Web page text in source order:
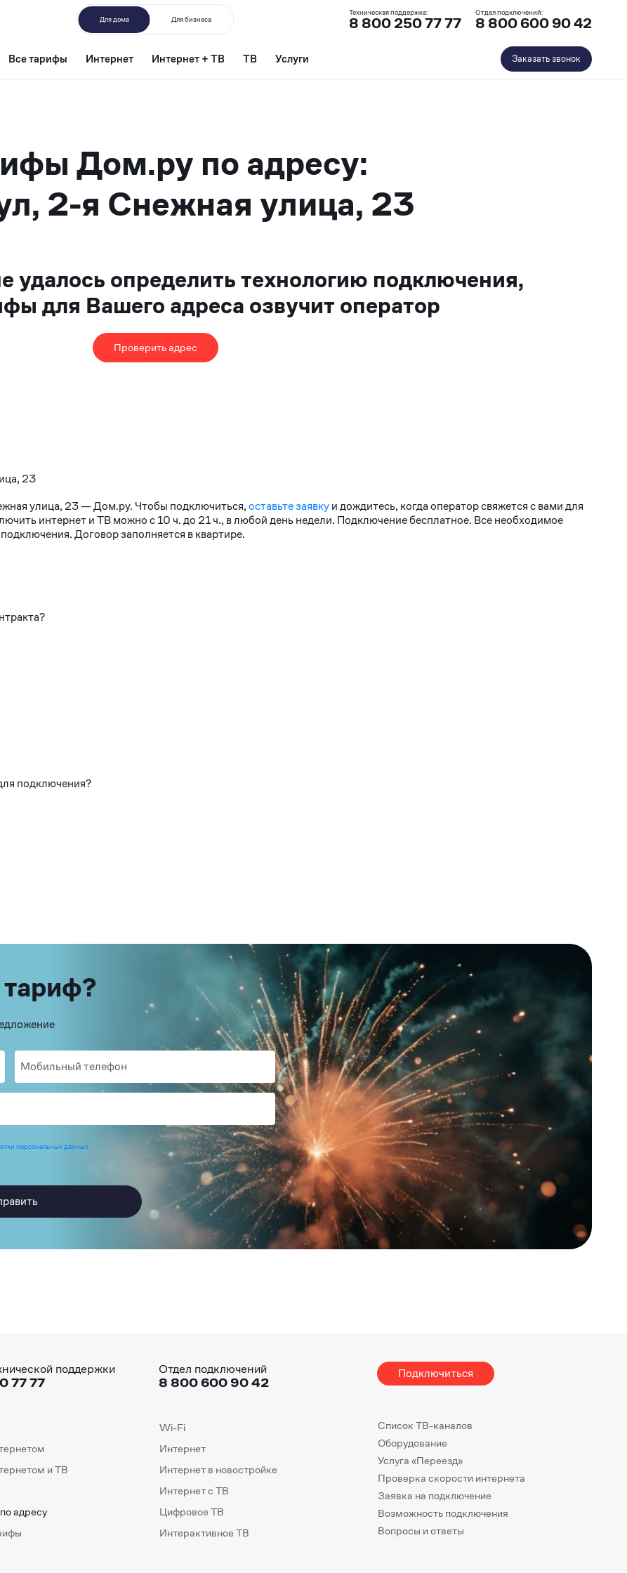
Для дома Для бизнеса
Техническая поддержка:
8 800 250 77 77
Отдел подключений:
8 800 600 90 42
Все тарифы Интернет Интернет + ТВ ТВ Услуги Заказать звонок
Дом.ру по адресу:
2-я Снежная улица, 23
удалось определить технологию подключения,
для Вашего адреса озвучит оператор
Проверить адрес
23
улица, 23 — Дом.ру. Чтобы подключиться,оставьте заявкуи дождитесь, когда оператор свяжется с вами для
интернет и ТВ можно с 10 ч. до 21 ч., в любой день недели. Подключение бесплатное. Все необходимое
Договор заполняется в квартире.
подключения?
персональных данных
поддержки
77 77
Отдел подключений
8 800 600 90 42
Подключиться
и ТВ
адресу
Wi-Fi
Интернет
Интернет в новостройке
Интернет с ТВ
Цифровое ТВ
Интерактивное ТВ
Список ТВ-каналов
Оборудование
Услуга «Переезд»
Проверка скорости интернета
Заявка на подключение
Возможность подключения
Вопросы и ответы